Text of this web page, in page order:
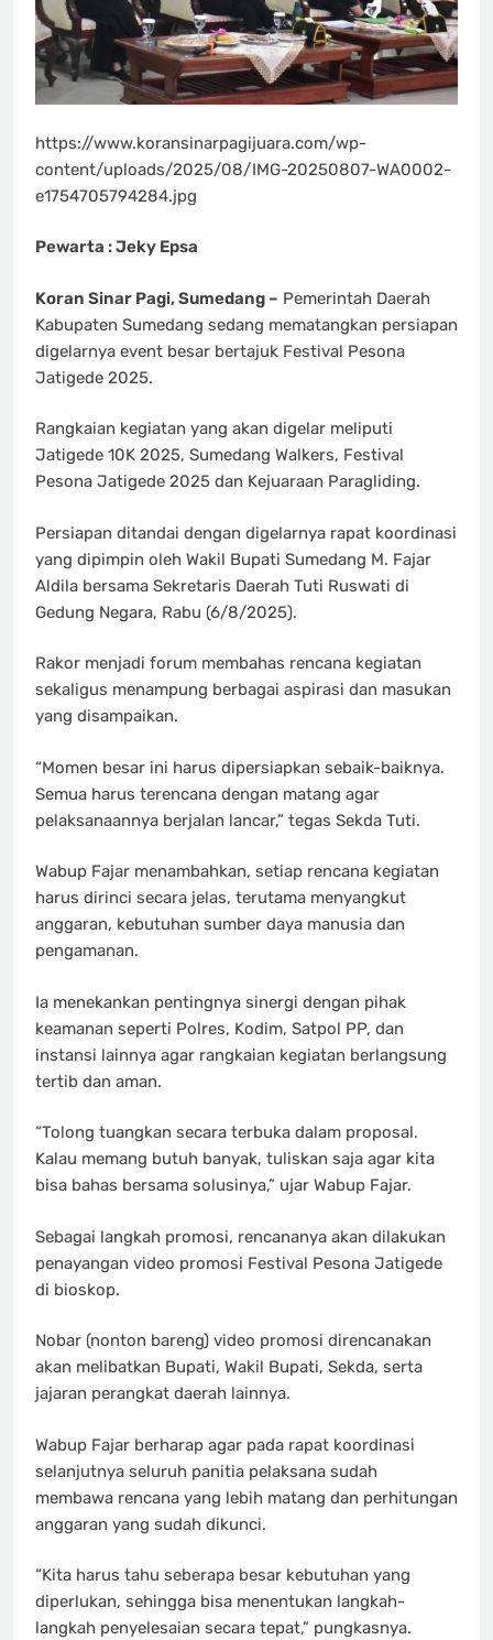
https://www.koransinarpagijuara.com/wp-
content/uploads/2025/08/IMG-20250807-WA0002-
e1754705794284.jpg
Pewarta : Jeky Epsa
Koran Sinar Pagi, Sumedang – Pemerintah Daerah
Kabupaten Sumedang sedang mematangkan persiapan
digelarnya event besar bertajuk Festival Pesona
Jatigede 2025.
Rangkaian kegiatan yang akan digelar meliputi
Jatigede 10K 2025, Sumedang Walkers, Festival
Pesona Jatigede 2025 dan Kejuaraan Paragliding.
Persiapan ditandai dengan digelarnya rapat koordinasi
yang dipimpin oleh Wakil Bupati Sumedang M. Fajar
Aldila bersama Sekretaris Daerah Tuti Ruswati di
Gedung Negara, Rabu (6/8/2025).
Rakor menjadi forum membahas rencana kegiatan
sekaligus menampung berbagai aspirasi dan masukan
yang disampaikan.
“Momen besar ini harus dipersiapkan sebaik-baiknya.
Semua harus terencana dengan matang agar
pelaksanaannya berjalan lancar,” tegas Sekda Tuti.
Wabup Fajar menambahkan, setiap rencana kegiatan
harus dirinci secara jelas, terutama menyangkut
anggaran, kebutuhan sumber daya manusia dan
pengamanan.
Ia menekankan pentingnya sinergi dengan pihak
keamanan seperti Polres, Kodim, Satpol PP, dan
instansi lainnya agar rangkaian kegiatan berlangsung
tertib dan aman.
“Tolong tuangkan secara terbuka dalam proposal.
Kalau memang butuh banyak, tuliskan saja agar kita
bisa bahas bersama solusinya,” ujar Wabup Fajar.
Sebagai langkah promosi, rencananya akan dilakukan
penayangan video promosi Festival Pesona Jatigede
di bioskop.
Nobar (nonton bareng) video promosi direncanakan
akan melibatkan Bupati, Wakil Bupati, Sekda, serta
jajaran perangkat daerah lainnya.
Wabup Fajar berharap agar pada rapat koordinasi
selanjutnya seluruh panitia pelaksana sudah
membawa rencana yang lebih matang dan perhitungan
anggaran yang sudah dikunci.
“Kita harus tahu seberapa besar kebutuhan yang
diperlukan, sehingga bisa menentukan langkah-
langkah penyelesaian secara tepat,” pungkasnya.